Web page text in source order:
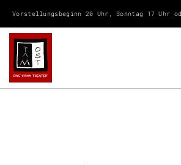
Vorstellungsbeginn 20 Uhr, Sonntag 17 Uhr